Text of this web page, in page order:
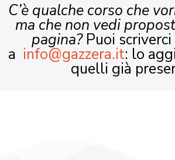
C’è qualche corso che
ma che non vedi
pagina?Puoi
a info@gazzera.it: lo
quelli già